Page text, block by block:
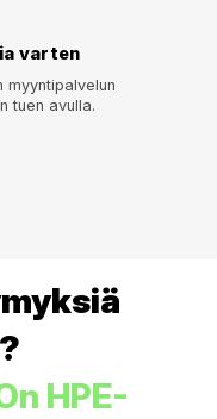
varten
myyntipalvelun
tuen avulla.
HPE-